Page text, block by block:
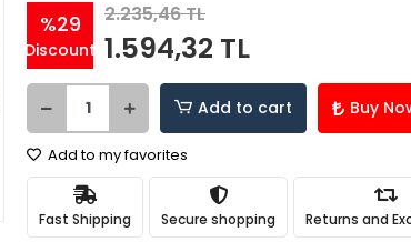
%29
Discount
2.235,46 TL
1.594,32 TL
Add to cart Buy
Add to my favorites
Fast Shipping Secure shopping Returns and